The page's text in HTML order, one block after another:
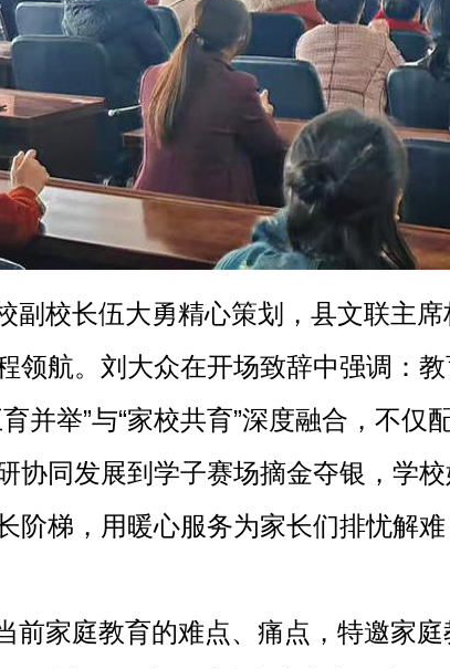
副校长伍大勇精心策划，县文联主席
领航。刘 大众在开场致辞中强调 ：
育并举”与“家校共育”深度融合，不
协同发展到学子赛场摘金夺银，学
阶梯，用暖心服务为家长们排忧解难
前家庭教育的难点、痛点，特邀家